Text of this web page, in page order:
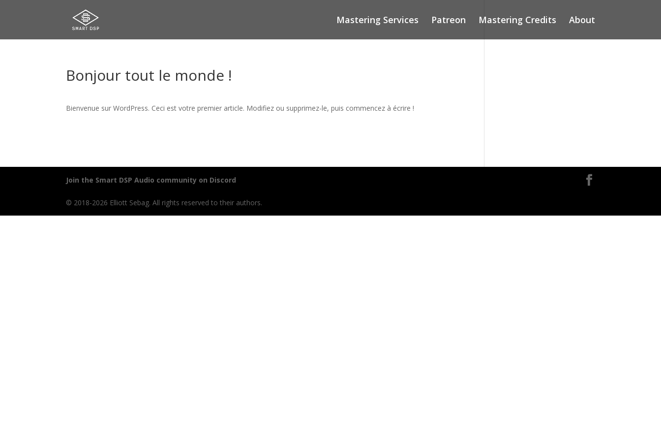
Mastering Services Patreon Mastering Credits About
Bonjour tout le monde !
Bienvenue sur WordPress. Ceci est votre premier article. Modifiez ou supprimez-le, puis commencez à écrire !
Join the Smart DSP Audio community on Discord
© 2018-2026 Elliott Sebag. All rights reserved to their authors.